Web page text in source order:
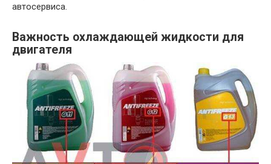
автосервиса.
Важность охлаждающей жидкости для
двигателя